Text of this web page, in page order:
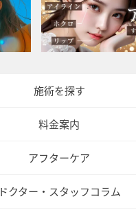
施術を探す
料金案内
アフターケア
ドクター・スタッフコラム